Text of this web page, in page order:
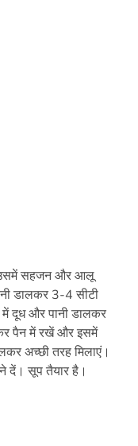
उसमें सहजन और आलू
डालकर 3-4 सीटी
दूध और पानी डालकर
पैन में रखें और इसमें
अच्छी तरह मिलाएं।
दें। सूप तैयार है।